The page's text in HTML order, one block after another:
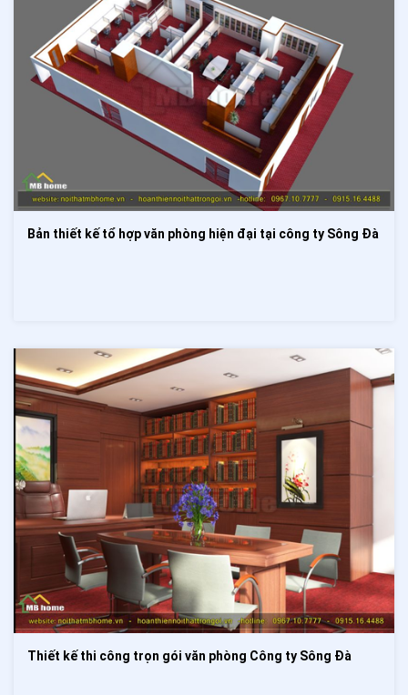
Bản thiết kế tổ hợp văn phòng hiện đại tại công ty Sông Đà
Thiết kế thi công trọn gói văn phòng Công ty Sông Đà